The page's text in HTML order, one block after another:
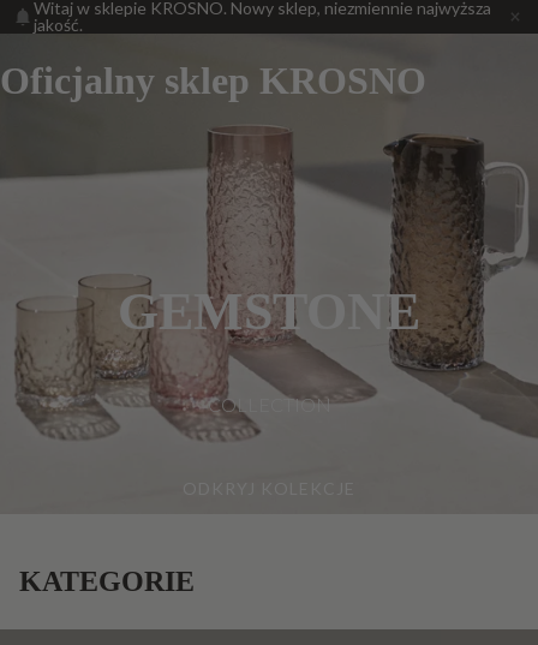
Witaj w sklepie KROSNO. Nowy sklep, niezmiennie najwyższa
jakość.
Oficjalny sklep KROSNO
GEMSTONE
COLLECTION
KATEGORIE